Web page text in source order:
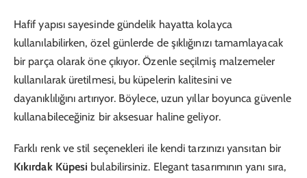
Hafif yapısı sayesinde gündelik hayatta kolayca
kullanılabilirken, özel günlerde de şıklığınızı tamamlayacak
bir parça olarak öne çıkıyor. Özenle seçilmiş malzemeler
kullanılarak üretilmesi, bu küpelerin kalitesini ve
dayanıklılığını artırıyor. Böylece, uzun yıllar boyunca güvenle
kullanabileceğiniz bir aksesuar haline geliyor.
Farklı renk ve stil seçenekleri ile kendi tarzınızı yansıtan bir
Kıkırdak Küpesi bulabilirsiniz. Elegant tasarımının yanı sıra,